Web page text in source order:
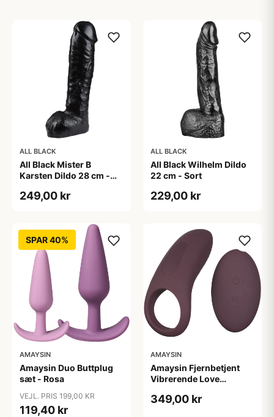
ALL BLACK
All Black Mister B
Karsten Dildo 28 cm -
249,00 kr
ALL BLACK
All Black Wilhelm Dildo
22 cm - Sort
229,00 kr
SPAR 40%
AMAYSIN
Amaysin Duo Buttplug
sæt - Rosa
VEJL. PRIS 199,00 KR
119,40 kr
AMAYSIN
Amaysin Fjernbetjent
Vibrerende Love
349,00 kr